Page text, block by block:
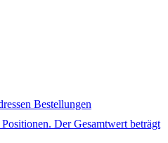
Bestellungen
Der Gesamtwert beträgt